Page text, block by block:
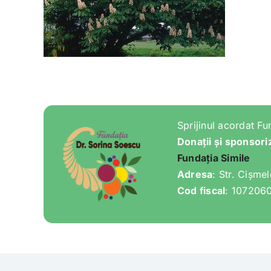
Sprijinul acordat
Donații și
Fundația Simile
Adresa: Str.
Cod fiscal: